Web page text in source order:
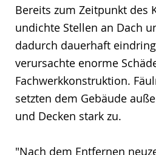
Bereits zum Zeitpunkt des
undichte Stellen an Dach
dadurch dauerhaft
verursachte enorme
Fachwerkkonstruktion.
setzten dem Gebäude
und Decken stark zu.
"Nach dem Entfernen